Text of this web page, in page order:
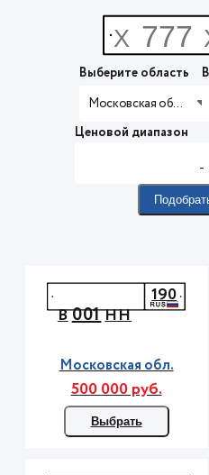
Выберите область
Московская область
Ценовой диапазон
-
В001НН
190
Московская обл.
500 000 руб.
Выбрать